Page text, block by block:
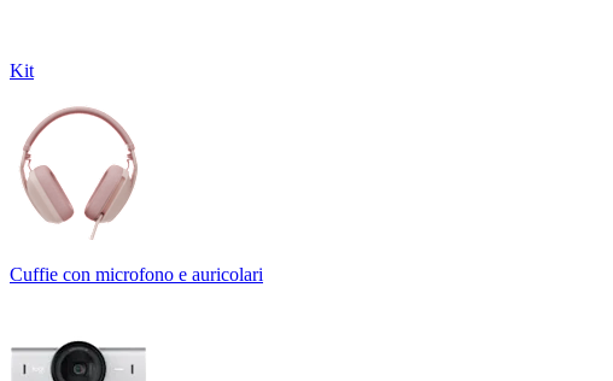
Kit
Cuffie con microfono e auricolari